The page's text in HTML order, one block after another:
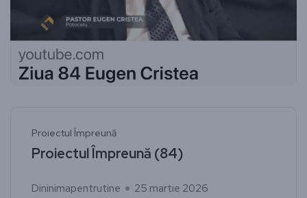
Proiectul Împreună
Proiectul Împreună (84)
Dininimapentrutine 25 martie 2026